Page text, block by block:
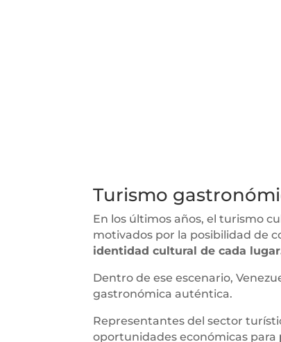
Turismo
En los últimos años, el turismo
motivados por la posibilidad de
identidad cultural de cada
Dentro de ese escenario,
gastronómica auténtica.
Representantes del sector
oportunidades económicas para